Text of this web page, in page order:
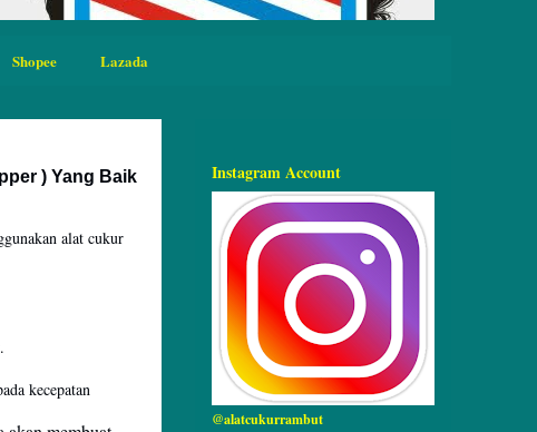
Shopee Lazada
) Yang Baik
alat cukur
kecepatan
Instagram Account
@alatcukurrambut